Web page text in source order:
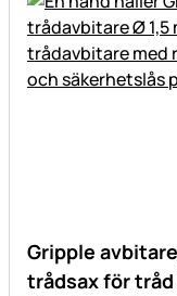
Gripple
trådsax för tråd